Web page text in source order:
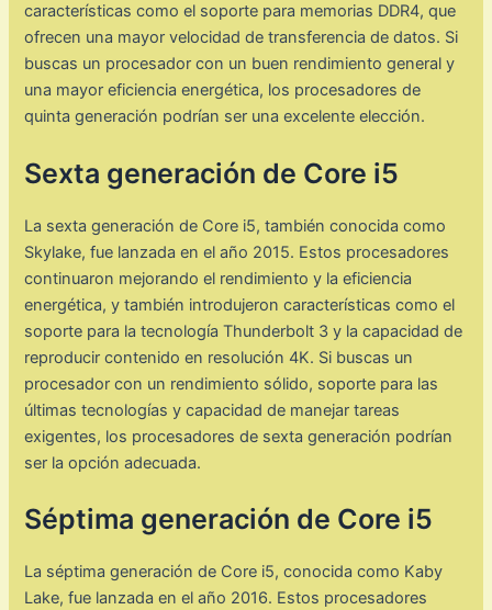
características como el soporte para memorias DDR4, que
ofrecen una mayor velocidad de transferencia de datos. Si
buscas un procesador con un buen rendimiento general y
una mayor eficiencia energética, los procesadores de
quinta generación podrían ser una excelente elección.
Sexta generación de Core i5
La sexta generación de Core i5, también conocida como
Skylake, fue lanzada en el año 2015. Estos procesadores
continuaron mejorando el rendimiento y la eficiencia
energética, y también introdujeron características como el
soporte para la tecnología Thunderbolt 3 y la capacidad de
reproducir contenido en resolución 4K. Si buscas un
procesador con un rendimiento sólido, soporte para las
últimas tecnologías y capacidad de manejar tareas
exigentes, los procesadores de sexta generación podrían
ser la opción adecuada.
Séptima generación de Core i5
La séptima generación de Core i5, conocida como Kaby
Lake, fue lanzada en el año 2016. Estos procesadores